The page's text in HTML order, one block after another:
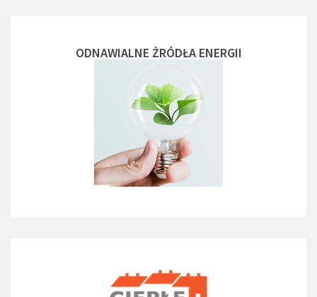
ODNAWIALNE ŻRÓDŁA ENERGII